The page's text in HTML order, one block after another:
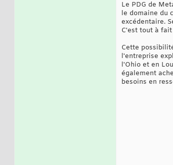
Le PDG de
le domaine du
excédentaire.
C'est tout à
Cette
l'entreprise
l'Ohio et en
également
besoins en